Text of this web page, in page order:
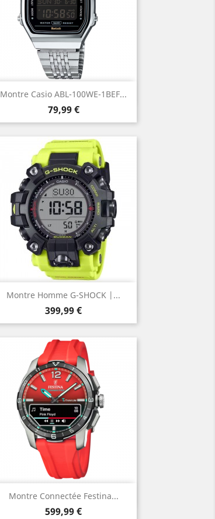
Montre Casio ABL-100WE-1BEF...
Prix
79,99 €
Aperçu rapide
Montre Homme G-SHOCK |...
Prix
399,99 €
 Aperçu rapide
Montre Connectée Festina...
Prix
599,99 €
 Aperçu rapide